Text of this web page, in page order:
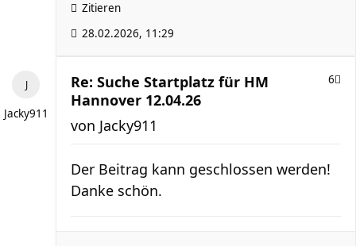
Zitieren
28.02.2026, 11:29
Jacky911
Re: Suche Startplatz für HM
Hannover 12.04.26
6
von Jacky911
Der Beitrag kann geschlossen werden!
Danke schön.